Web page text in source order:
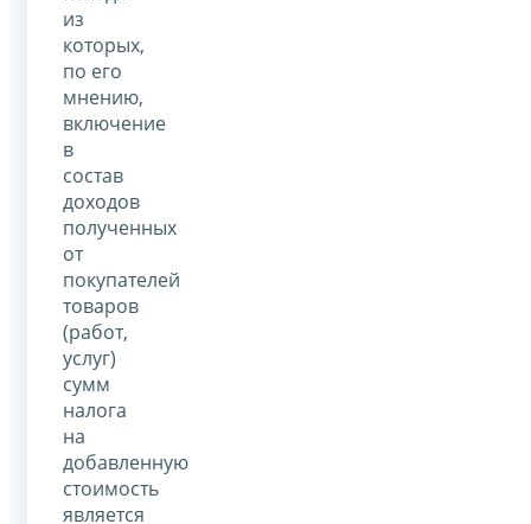
из
которых,
по его
мнению,
включение
в
состав
доходов
полученных
от
покупателей
товаров
(работ,
услуг)
сумм
налога
на
добавленную
стоимость
является